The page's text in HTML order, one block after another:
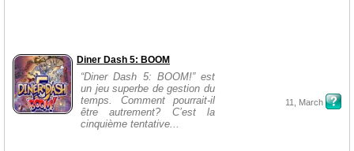
Diner Dash 5: BOOM
“Diner Dash 5: BOOM!” est
un jeu superbe de gestion du
temps. Comment pourrait-il
être autrement? C’est la
cinquième tentative...
11, March